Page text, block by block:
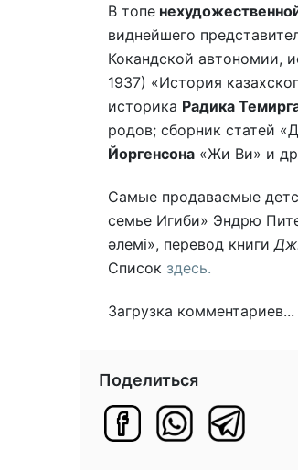
В топе
виднейшего
Кокандской автономии,
1937) «История
историка Радика
родов; сборник статей
Йоргенсона «Жи Ви» и
Самые продаваемые
семье Игиби» Эндрю
әлемi», перевод книги
Список здесь.
Загрузка комментариев...
Поделиться